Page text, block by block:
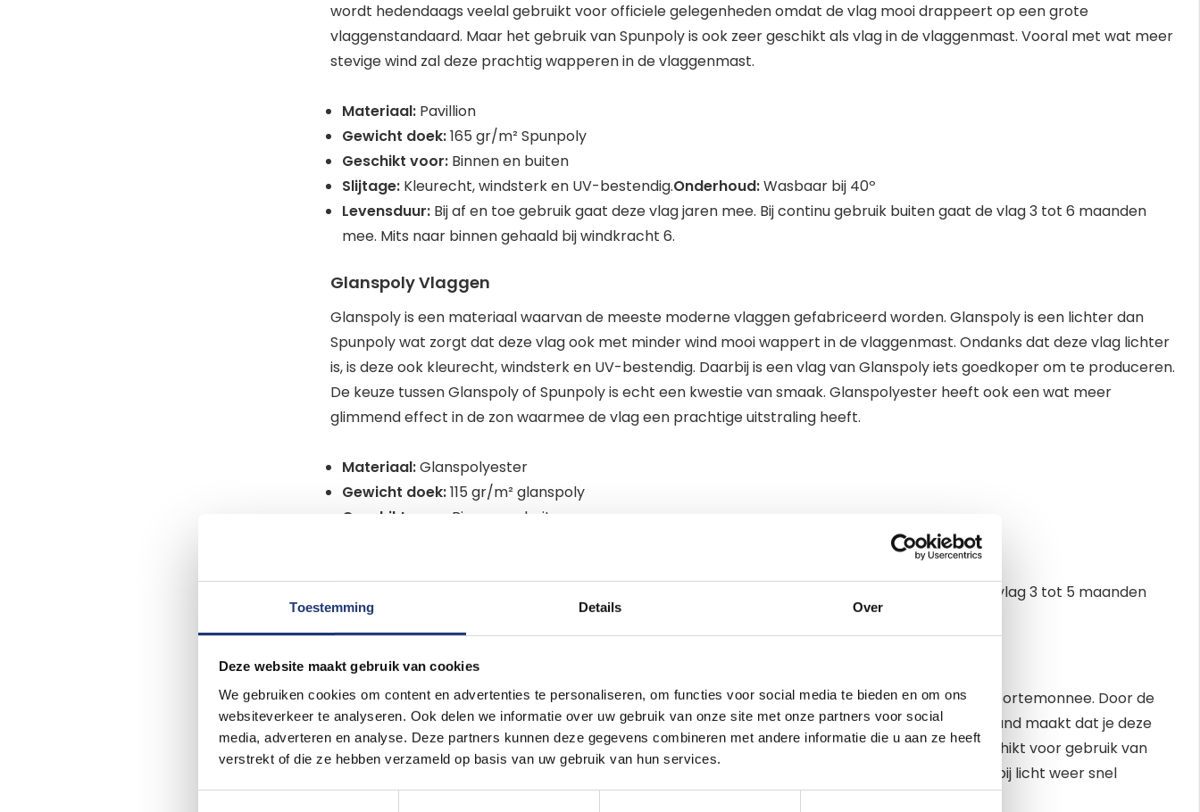
Toestemming Details Over
Deze website maakt gebruik van cookies
We gebruiken cookies om content en advertenties te personaliseren, om functies voor social media te bieden en om ons
websiteverkeer te analyseren. Ook delen we informatie over uw gebruik van onze site met onze partners voor social
media, adverteren en analyse. Deze partners kunnen deze gegevens combineren met andere informatie die u aan ze heeft
verstrekt of die ze hebben verzameld op basis van uw gebruik van hun services.
wordt hedendaags veelal gebruikt voor officiele gelegenheden omdat de vlag mooi drappeert op een grote
vlaggenstandaard. Maar het gebruik van Spunpoly is ook zeer geschikt als vlag in de vlaggenmast. Vooral met wat meer
stevige wind zal deze prachtig wapperen in de vlaggenmast.
Materiaal: Pavillion
Gewicht doek:165 gr/m² Spunpoly
Geschikt voor: Binnen en buiten
Slijtage: Kleurecht, windsterk en UV-bestendig.Onderhoud:Wasbaar bij 40º
Levensduur: Bij af en toe gebruik gaat deze vlag jaren mee. Bij continu gebruik buiten gaat de vlag 3 tot 6 maanden
mee. Mits naar binnen gehaald bij windkracht 6.
Glanspoly Vlaggen
Glanspoly is een materiaal waarvan de meeste moderne vlaggen gefabriceerd worden. Glanspoly is een lichter dan
Spunpoly wat zorgt dat deze vlag ook met minder wind mooi wappert in de vlaggenmast. Ondanks dat deze vlag lichter
is, is deze ook kleurecht, windsterk en UV-bestendig. Daarbij is een vlag van Glanspoly iets goedkoper om te produceren.
De keuze tussen Glanspoly of Spunpoly is echt een kwestie van smaak. Glanspolyester heeft ook een wat meer
glimmend effect in de zon waarmee de vlag een prachtige uitstraling heeft.
Materiaal:Glanspolyester
Gewicht doek:115 gr/m² glanspoly
Geschikt voor: Binnen en buiten
Bij af en toe gebruik gaat deze vlag jaren mee. Bij continu gebruik buiten gaat de vlag 3 tot 5 maanden
mee. Mits naar binnen gehaald bij windkracht 6.
Best Value Vlaggen
De Best Value vlaggen zijn geschikt voor feesten en partijen en voor diegene met een kleinere portemonnee. Door de
keuze voor polyester is deze vlag mooi en sterk. De afwerking met twee ringen in de broekingband maakt dat je deze
vlag makkelijk kan ophangen. Binnen blijven ze ongelofelijk lang goed maar ze zijn ook zeer geschikt voor gebruik van
enkele dagen tot enkele weken buiten. Het voordeel van deze lichte stof is dat deze vlaggen al bij licht weer snel